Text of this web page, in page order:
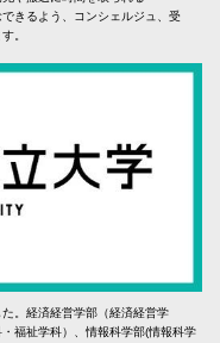
きるよう、コンシェルジュ、受
。
。経済経営学部（経済経営学
福祉学科）、情報科学部(情報科学